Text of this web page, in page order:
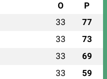
O P
33 77
33 73
33 69
33 59